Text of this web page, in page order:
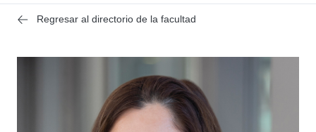
Regresar al directorio de la facultad